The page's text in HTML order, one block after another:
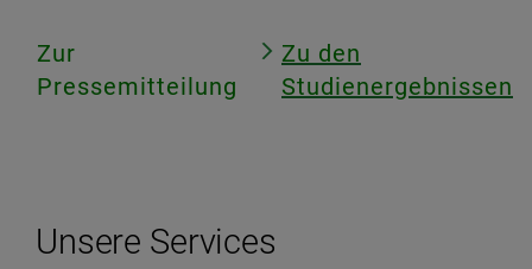
Zur
Pressemitteilung
Zu den
Studienergebnissen
Unsere Services